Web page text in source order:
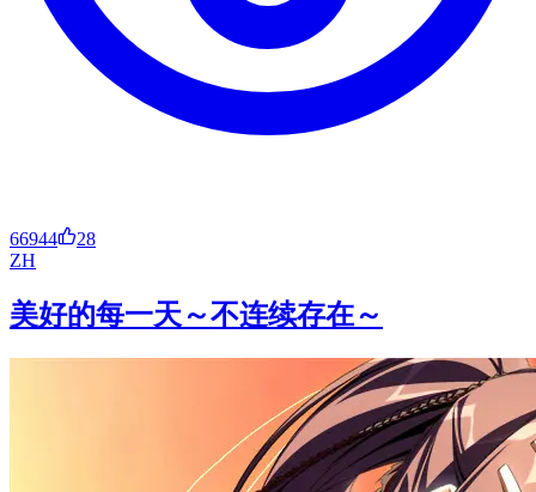
66944
28
ZH
美好的每一天～不连续存在～